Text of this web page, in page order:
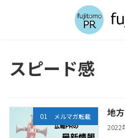
スピード感
01 メルマガ転載 地
2022